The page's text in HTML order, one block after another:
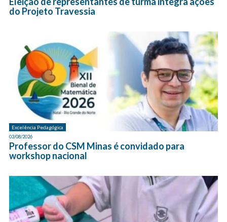
do Projeto Travessia
Excelência Pedagógica
03/08/2026
Professor do CSM Minas é convidado para
workshop nacional